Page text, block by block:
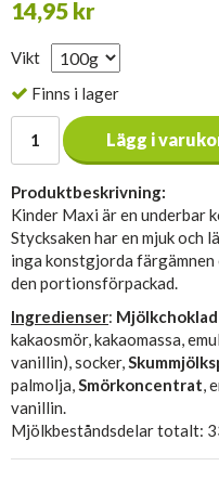
14,95 kr
Vikt
Finns i lager
Lägg i
Produktbeskrivning:
Kinder Maxi är en underbar
Stycksaken har en mjuk och
inga konstgjorda
den portionsförpackad.
Ingredienser: Mjölkchoklad
kakaosmör, kakaomassa,
vanillin), socker,
palmolja,Smörkoncentrat,
vanillin.
Mjölkbeståndsdelar totalt: